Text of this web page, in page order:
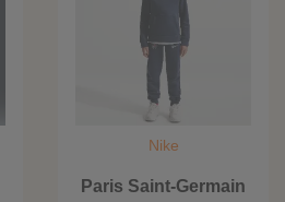
Nike
Paris Saint-Germain